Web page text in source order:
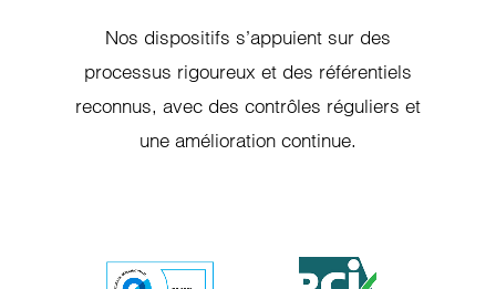
Nos dispositifs s’appuient sur des
processus rigoureux et des référentiels
reconnus, avec des contrôles réguliers et
une amélioration continue.